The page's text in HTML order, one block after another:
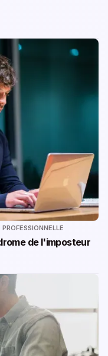
de l'imposteur